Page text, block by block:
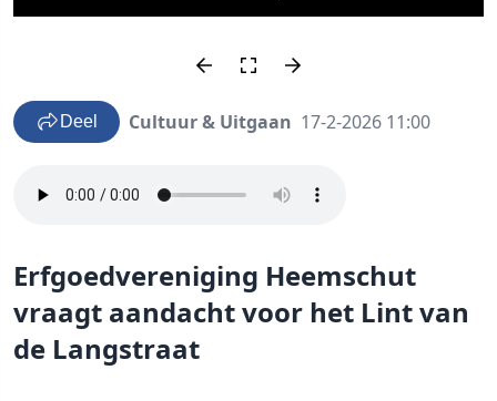
Deel Cultuur & Uitgaan 17-2-2026 11:00
Erfgoedvereniging Heemschut
vraagt aandacht voor het Lint van
de Langstraat